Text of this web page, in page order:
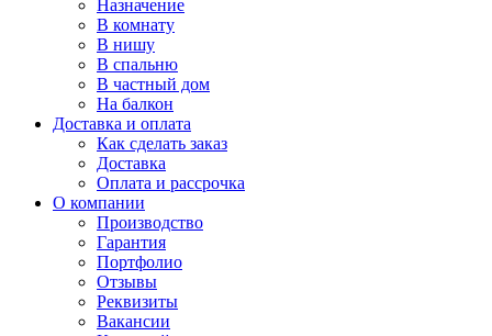
Назначение
В комнату
В нишу
В спальню
В частный дом
На балкон
Доставка и оплата
Как сделать заказ
Доставка
Оплата и рассрочка
О компании
Производство
Гарантия
Портфолио
Отзывы
Реквизиты
Вакансии